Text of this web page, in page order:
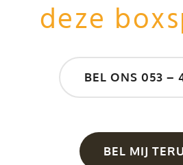
deze
BEL ONS 053 –
BEL MIJ